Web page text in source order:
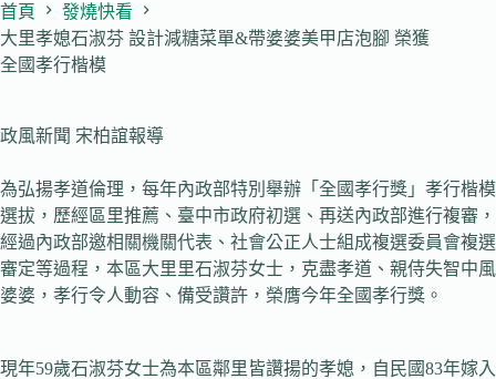
首頁
發燒快看
大里孝媳石淑芬 設計減糖菜單&帶婆婆美甲店泡腳 榮獲
全國孝行楷模
政風新聞 宋柏誼報導
為弘揚孝道倫理，每年內政部特別舉辦「全國孝行獎」孝行楷模
選拔，歷經區里推薦、臺中市政府初選、再送內政部進行複審，
經過內政部邀相關機關代表、社會公正人士組成複選委員會複選
審定等過程，本區大里里石淑芬女士，克盡孝道、親侍失智中風
婆婆，孝行令人動容、備受讚許，榮膺今年全國孝行獎。
現年59歲石淑芬女士為本區鄰里皆讚揚的孝媳，自民國83年嫁入